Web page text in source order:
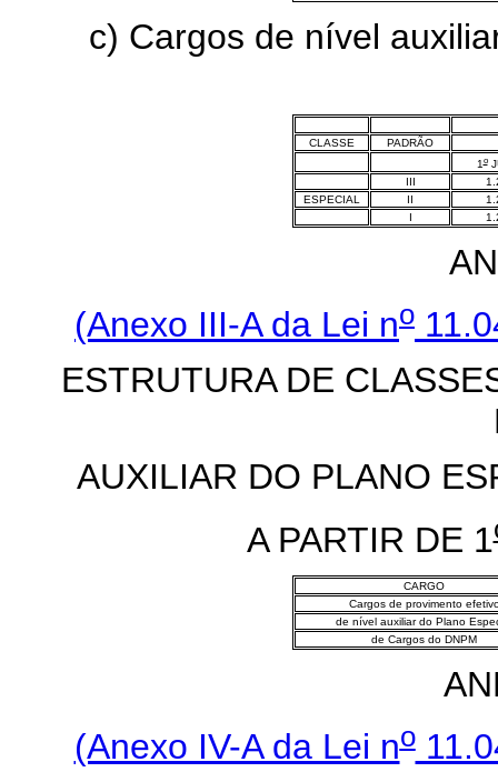
c) Cargos de nível
CLASSE
PADRÃO
1o
III
ESPECIAL
II
I
(Anexo III-A da Lei no
ESTRUTURA DE
AUXILIAR DO PLANO
A PARTIR DE 1
CARGO
Cargos de provimento
de nível auxiliar do Plano
de Cargos do DNPM
(Anexo IV-A da Lei no